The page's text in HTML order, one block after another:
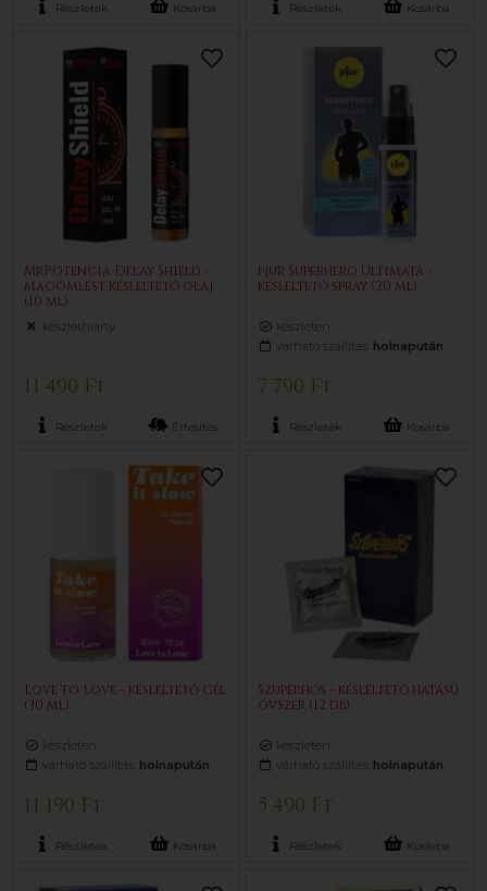
Részletek Kosárba Részletek Kosárba
MrPotencia Delay Shield -
magömlést késleltető olaj
(10 ml)
készlethiány
11 490 Ft
Részletek Értesítés
pjur Superhero Ultimata -
késleltető spray (20 ml)
készleten
várható szállítás: holnapután
7 790 Ft
Részletek Kosárba
Love to Love - késleltető gél
(30 ml)
készleten
várható szállítás: holnapután
11 190 Ft
Részletek Kosárba
Szuperhős - késleltető hatású
óvszer (12 db)
készleten
várható szállítás: holnapután
5 490 Ft
Részletek Kosárba